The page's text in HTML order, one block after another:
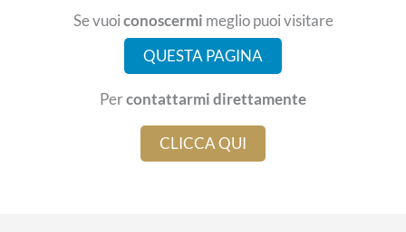
Se vuoiconoscermi meglio puoi visitare
QUESTA PAGINA
Percontattarmi direttamente
CLICCA QUI